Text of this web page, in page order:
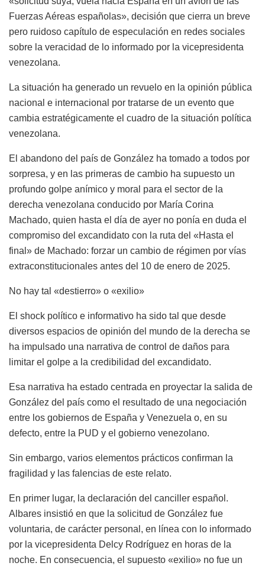
Fuerzas Aéreas españolas», decisión que cierra un breve
pero ruidoso capítulo de especulación en redes sociales
sobre la veracidad de lo informado por la vicepresidenta
venezolana.
La situación ha generado un revuelo en la opinión pública
nacional e internacional por tratarse de un evento que
cambia estratégicamente el cuadro de la situación política
venezolana.
El abandono del país de González ha tomado a todos por
sorpresa, y en las primeras de cambio ha supuesto un
profundo golpe anímico y moral para el sector de la
derecha venezolana conducido por María Corina
Machado, quien hasta el día de ayer no ponía en duda el
compromiso del excandidato con la ruta del «Hasta el
final» de Machado: forzar un cambio de régimen por vías
extraconstitucionales antes del 10 de enero de 2025.
No hay tal «destierro» o «exilio»
El shock político e informativo ha sido tal que desde
diversos espacios de opinión del mundo de la derecha se
ha impulsado una narrativa de control de daños para
limitar el golpe a la credibilidad del excandidato.
Esa narrativa ha estado centrada en proyectar la salida de
González del país como el resultado de una negociación
entre los gobiernos de España y Venezuela o, en su
defecto, entre la PUD y el gobierno venezolano.
Sin embargo, varios elementos prácticos confirman la
fragilidad y las falencias de este relato.
En primer lugar, la declaración del canciller español.
Albares insistió en que la solicitud de González fue
voluntaria, de carácter personal, en línea con lo informado
por la vicepresidenta Delcy Rodríguez en horas de la
noche. En consecuencia, el supuesto «exilio» no fue un